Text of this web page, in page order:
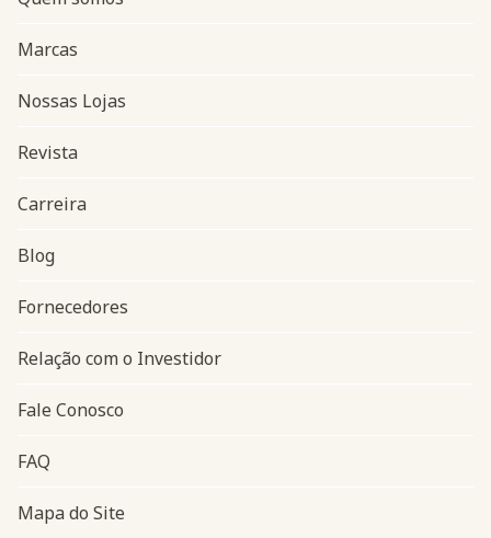
Navegação do rodapé
Marcas
Nossas Lojas
Revista
Carreira
Blog
Fornecedores
Relação com o Investidor
Fale Conosco
FAQ
Mapa do Site